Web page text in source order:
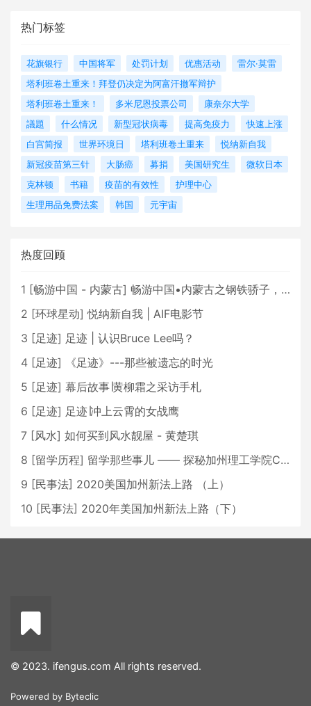
热门标签
花旗银行 中国将军 处罚计划 优惠活动
雷尔·莫雷
塔利班卷土重来！拜登仍决定为阿富汗撤军辩护
塔利班卷土重来！
多米尼恩投票公司
康奈尔大学
議題
什么情况 新型冠状病毒 提高免疫力
快速上涨
白宫简报
世界环境日 塔利班卷土重来
悦纳新自我
新冠疫苗第三针
大肠癌 募捐 美国研究生
微软日本
克林顿
书籍 疫苗的有效性
护理中心
生理用品免费法案
韩国 元宇宙
热度回顾
1 [畅游中国 - 内蒙古] 畅游中国•内蒙古之钢铁骄子，魅力包头
2 [环球星动] 悦纳新自我 | AIF电影节
3 [足迹] 足迹 | 认识Bruce Lee吗？
4 [足迹]
《足迹》---那些被遗忘的时光
5 [足迹] 幕后故事∣黄柳霜之采访手札
6 [足迹] 足迹∣冲上云霄的女战鹰
7 [风水] 如何买到风水靓屋 - 黄楚琪
8 [留学历程] 留学那些事儿 —— 探秘加州理工学院Caltech博士生活 [上集]
9 [民事法] 2020美国加州新法上路 （上）
10 [民事法] 2020年美国加州新法上路（下）
© 2023. ifengus.com All rights reserved.
Powered by Byteclic